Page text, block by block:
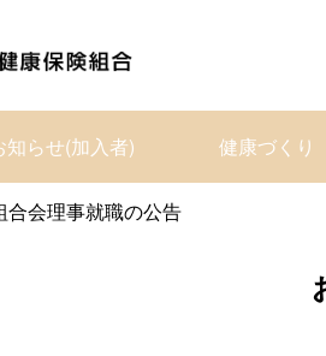
知らせ(加入者) 健康づくり
合会理事就職の公告